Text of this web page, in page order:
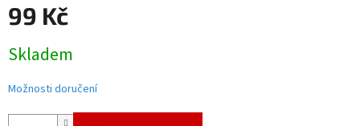
99 Kč
cena:
Skladem
Možnosti doručení